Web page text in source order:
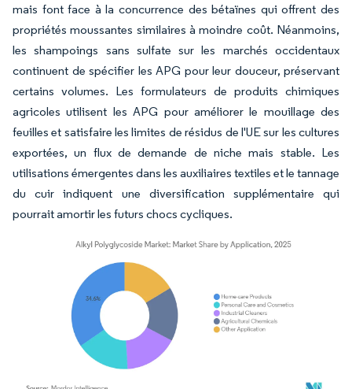
mais font face à la concurrence des bétaïnes qui offrent des
propriétés moussantes similaires à moindre coût. Néanmoins,
les shampoings sans sulfate sur les marchés occidentaux
continuent de spécifier les APG pour leur douceur, préservant
certains volumes. Les formulateurs de produits chimiques
agricoles utilisent les APG pour améliorer le mouillage des
feuilles et satisfaire les limites de résidus de l'UE sur les cultures
exportées, un flux de demande de niche mais stable. Les
utilisations émergentes dans les auxiliaires textiles et le tannage
du cuir indiquent une diversification supplémentaire qui
pourrait amortir les futurs chocs cycliques.